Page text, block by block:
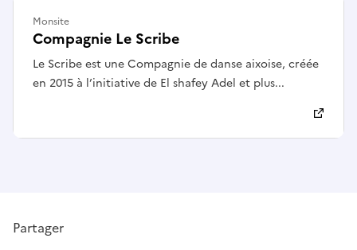
Compagnie Le Scribe
Le Scribe est une Compagnie de danse aixoise, créée
en 2015 à l’initiative de El shafey Adel et plus...
Monsite
Partager